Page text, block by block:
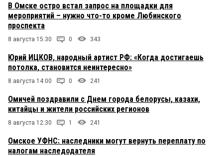
В Омске остро встал запрос на площадки для
мероприятий – нужно что-то кроме Любинского
проспекта
8 августа 15:30 0 343
Юрий ИЦКОВ, народный артист РФ: «Когда достигаешь
потолка, становится неинтересно»
8 августа 14:00 0 241
Омичей поздравили с Днем города белорусы, казахи,
китайцы и жители российских регионов
8 августа 12:30 1 241
Омское УФНС: наследники могут вернуть переплату по
налогам наследодателя